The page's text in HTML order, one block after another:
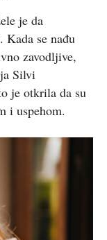
je da
Kada se nađu
zavodljive,
Silvi
je otkrila da su
i uspehom.